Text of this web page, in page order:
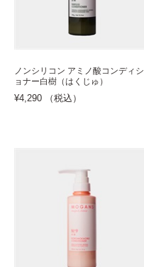
ノンシリコン アミノ酸コンディシ
ョナー白樹（はくじゅ）
¥4,290 （税込）